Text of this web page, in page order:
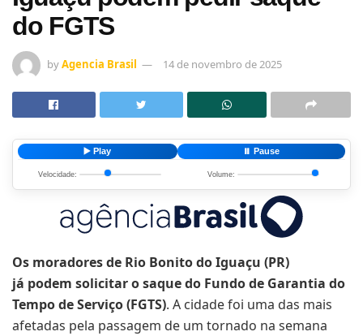
do FGTS
byAgencia Brasil 14 de novembro de 2025
▶️ Play ⏸️ Pause
Velocidade: Volume:
Os moradores de Rio Bonito do Iguaçu (PR)
já podem solicitar o saque do Fundo de Garantia do
Tempo de Serviço (FGTS). A cidade foi uma das mais
afetadas pela passagem de um tornado na semana